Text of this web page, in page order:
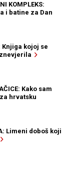
KOMPLEKS:
i batine za Dan
Knjiga kojoj se
Kako sam
hrvatsku
Limeni doboš koji